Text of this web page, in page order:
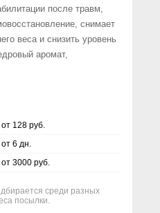
после травм,
снимает
веса и снизить уровень
аромат,
от 128 руб.
от 6 дн.
от 3000 руб.
среди разных
посылки.